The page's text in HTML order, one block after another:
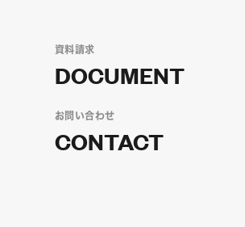
資料請求
DOCUMENT
お問い合わせ
CONTACT